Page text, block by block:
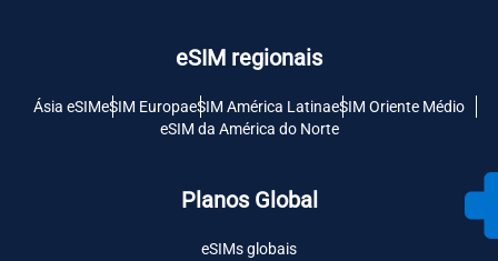
eSIM regionais
Ásia eSIMeSIM EuropaeSIM América LatinaeSIM Oriente Médio
eSIM da América do Norte
Planos Global
eSIMs globais